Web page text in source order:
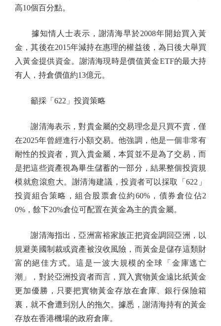
高10個百分點。
據知情人士表示，謝清海早於2008年開始買入黃
金，其後在2015年減持在惠理的權益後，為日後大舉買
入黃金提供資金。謝清海現時是價值黃金ETF的最大持
有人，持倉價值約13億元。
籲採「622」投資策略
謝清海表示，對貴金屬的交易理念是只買不賣，僅
在2025年曾經進行小額交易。他強調，他是一個非常有
耐性的投資者，買入貴金屬，本質並不是為了交易，而
是把這些資產視為畢生儲蓄的一部分，結果整個投資規
模就愈滾愈大。謝清海建議，投資者可以採取「622」
投資組合策略，組合股票倉位約60%，債券倉位佔2
0%，餘下20%倉位可配置在黃金為主的貴金屬。
謝清海指出，亞洲富裕家族正把資金調回亞洲，以
規避美國制裁或資產被沒收風險，而黃金是儲存這類財
富的絕佳方式。這是一波大規模的全球「金庫逃亡
潮」，對於亞洲投資者而言，買入實物黃金遠比紙黃金
更加優勝，只要把實物黃金存放在倉庫、銀行保險箱
裏，就不會遭到別人的拖欠。據悉，謝清海持有的黃金
存放在香港機場的政府倉庫。